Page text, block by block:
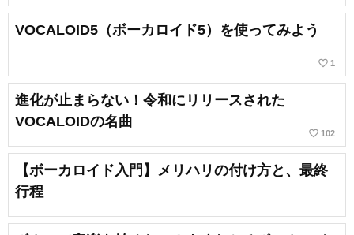
VOCALOID5（ボーカロイド5）を使ってみよう
favorite_border 1
進化が止まらない！令和にリリースされた
VOCALOIDの名曲
favorite_border 102
【ボーカロイド入門】メリハリの付け方と、最終
行程